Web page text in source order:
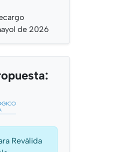
de 2026
Reválida